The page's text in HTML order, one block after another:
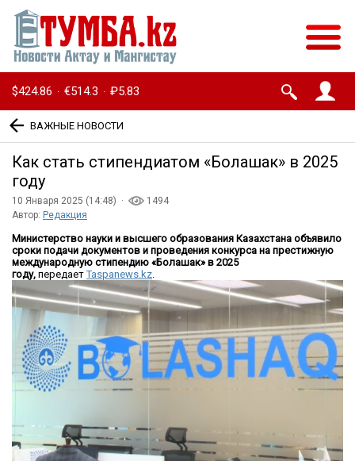
$424.86 · €514.3 · ₽5.83
ВАЖНЫЕ НОВОСТИ
Как стать стипендиатом «Болашак» в 2025
году
10 Января 2025 (14:48) ·
1494
Автор: Редакция
Министерство науки и высшего образования Казахстана объявило
сроки подачи документов и проведения конкурса на престижную
международную стипендию «Болашак» в 2025
году, передаетTaspanews.kz.